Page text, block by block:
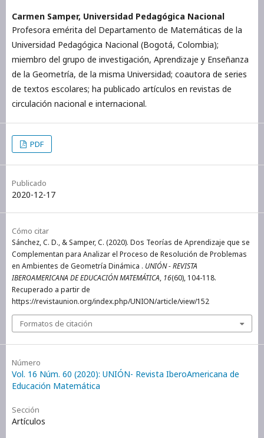
Carmen Samper, Universidad Pedagógica Nacional
Profesora emérita del Departamento de Matemáticas de la
Universidad Pedagógica Nacional (Bogotá, Colombia);
miembro del grupo de investigación, Aprendizaje y Enseñanza
de la Geometría, de la misma Universidad; coautora de series
de textos escolares; ha publicado artículos en revistas de
circulación nacional e internacional.
PDF
Publicado
2020-12-17
Cómo citar
Sánchez, C. D., & Samper, C. (2020). Dos Teorías de Aprendizaje que se
Complementan para Analizar el Proceso de Resolución de Problemas
en Ambientes de Geometría Dinámica . UNIÓN - REVISTA
IBEROAMERICANA DE EDUCACIÓN MATEMÁTICA, 16(60), 104-118.
Recuperado a partir de
https://revistaunion.org/index.php/UNION/article/view/152
Formatos de citación
Número
Vol. 16 Núm. 60 (2020): UNIÓN- Revista IberoAmericana de
Educación Matemática
Sección
Artículos